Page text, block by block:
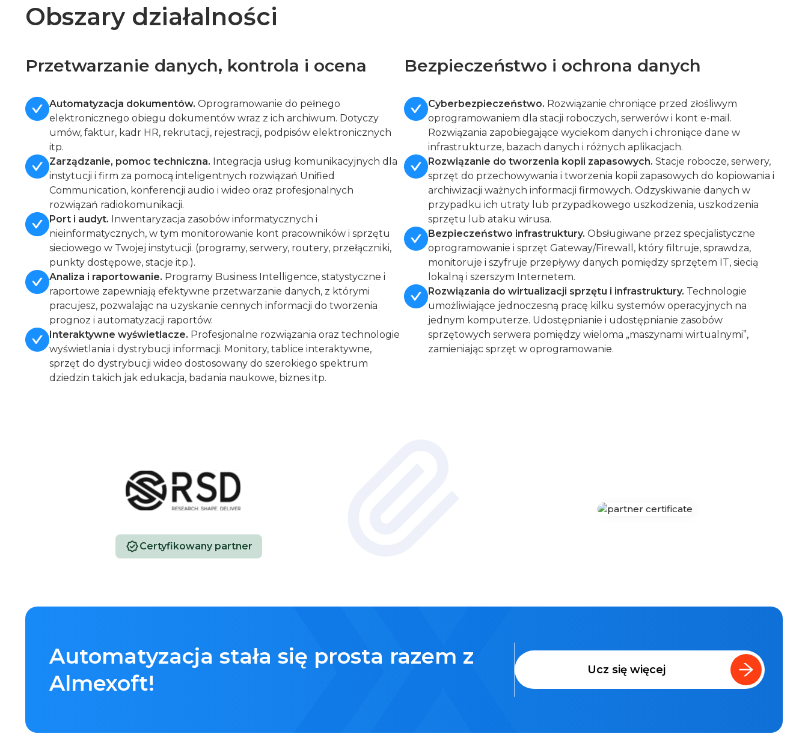
Obszary działalności
Przetwarzanie danych, kontrola i ocena
Automatyzacja dokumentów. Oprogramowanie do pełnego
elektronicznego obiegu dokumentów wraz z ich archiwum. Dotyczy
umów, faktur, kadr HR, rekrutacji, rejestracji, podpisów elektronicznych
itp.
Zarządzanie, pomoc techniczna. Integracja usług komunikacyjnych dla
instytucji i firm za pomocą inteligentnych rozwiązań Unified
Communication, konferencji audio i wideo oraz profesjonalnych
rozwiązań radiokomunikacji.
Port i audyt. Inwentaryzacja zasobów informatycznych i
nieinformatycznych, w tym monitorowanie kont pracowników i sprzętu
sieciowego w Twojej instytucji. (programy, serwery, routery, przełączniki,
punkty dostępowe, stacje itp.).
Analiza i raportowanie. Programy Business Intelligence, statystyczne i
raportowe zapewniają efektywne przetwarzanie danych, z którymi
pracujesz, pozwalając na uzyskanie cennych informacji do tworzenia
prognoz i automatyzacji raportów.
Interaktywne wyświetlacze. Profesjonalne rozwiązania oraz technologie
wyświetlania i dystrybucji informacji. Monitory, tablice interaktywne,
sprzęt do dystrybucji wideo dostosowany do szerokiego spektrum
dziedzin takich jak edukacja, badania naukowe, biznes itp.
Bezpieczeństwo i ochrona danych
Cyberbezpieczeństwo. Rozwiązanie chroniące przed złośliwym
oprogramowaniem dla stacji roboczych, serwerów i kont e-mail.
Rozwiązania zapobiegające wyciekom danych i chroniące dane w
infrastrukturze, bazach danych i różnych aplikacjach.
Rozwiązanie do tworzenia kopii zapasowych. Stacje robocze, serwery,
sprzęt do przechowywania i tworzenia kopii zapasowych do kopiowania i
archiwizacji ważnych informacji firmowych. Odzyskiwanie danych w
przypadku ich utraty lub przypadkowego uszkodzenia, uszkodzenia
sprzętu lub ataku wirusa.
Bezpieczeństwo infrastruktury. Obsługiwane przez specjalistyczne
oprogramowanie i sprzęt Gateway/Firewall, który filtruje, sprawdza,
monitoruje i szyfruje przepływy danych pomiędzy sprzętem IT, siecią
lokalną i szerszym Internetem.
Rozwiązania do wirtualizacji sprzętu i infrastruktury. Technologie
umożliwiające jednoczesną pracę kilku systemów operacyjnych na
jednym komputerze. Udostępnianie i udostępnianie zasobów
sprzętowych serwera pomiędzy wieloma „maszynami wirtualnymi”,
zamieniając sprzęt w oprogramowanie.
Certyfikowany partner
Automatyzacja stała się prosta razem z
Almexoft!
Ucz się więcej